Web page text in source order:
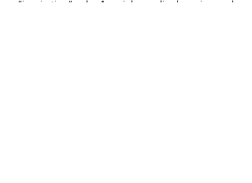
”inspiration” och på sociala medier kan ni se vad